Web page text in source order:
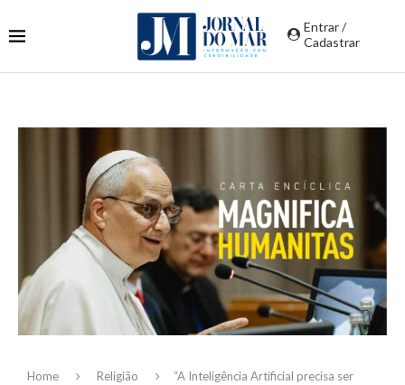
Entrar /
Cadastrar
Home Religião
“A Inteligência Artificial precisa ser